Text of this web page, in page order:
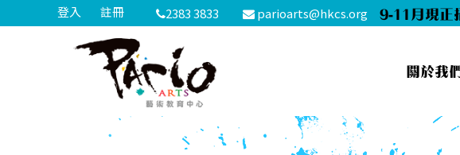
k
登入 註冊 2383 3833 parioarts@hkcs.org 9-11月現正
A
關於我